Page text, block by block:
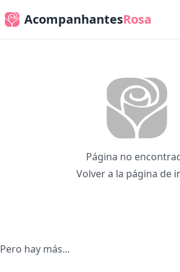
AcompanhantesRosa
Página no
Volver a la página de
Pero hay más...